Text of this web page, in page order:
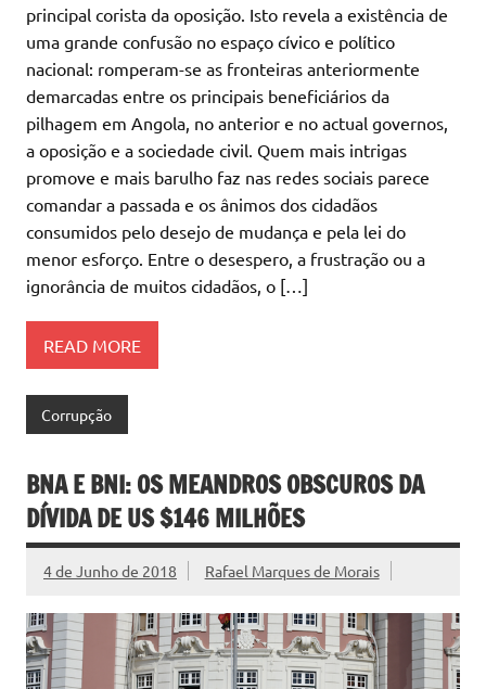
principal corista da oposição. Isto revela a existência de
uma grande confusão no espaço cívico e político
nacional: romperam-se as fronteiras anteriormente
demarcadas entre os principais beneficiários da
pilhagem em Angola, no anterior e no actual governos,
a oposição e a sociedade civil. Quem mais intrigas
promove e mais barulho faz nas redes sociais parece
comandar a passada e os ânimos dos cidadãos
consumidos pelo desejo de mudança e pela lei do
menor esforço. Entre o desespero, a frustração ou a
ignorância de muitos cidadãos, o […]
READ MORE
Corrupção
BNA E BNI: OS MEANDROS OBSCUROS DA
DÍVIDA DE US $146 MILHÕES
4 de Junho de 2018 Rafael Marques de Morais